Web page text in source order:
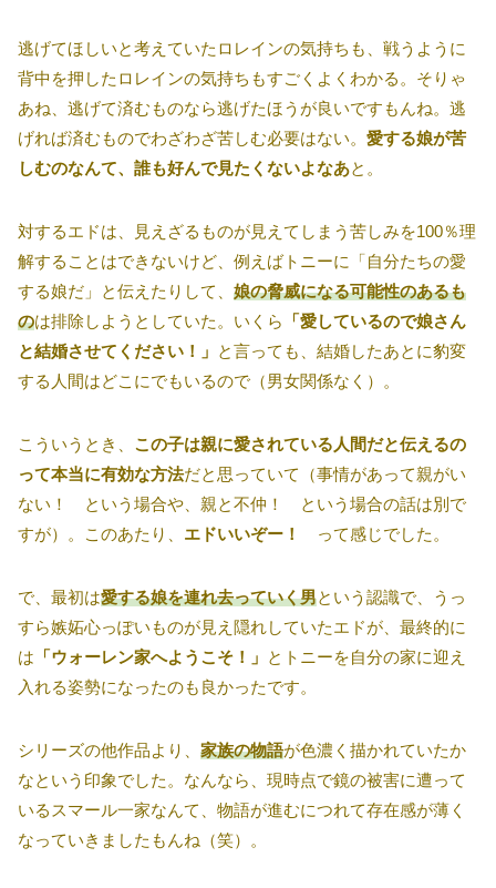
逃げてほしいと考えていたロレインの気持ちも、戦うように
背中を押したロレインの気持ちもすごくよくわかる。そりゃ
あね、逃げて済むものなら逃げたほうが良いですもんね。逃
げれば済むものでわざわざ苦しむ必要はない。 愛する娘が苦
しむのなんて、誰も好んで見たくないよなあと。
対するエドは、見えざるものが見えてしまう苦しみを100％理
解することはできないけど、例えばトニーに「自分たちの愛
する娘だ」と伝えたりして、 娘の脅威になる可能性のあるも
のは排除しようとしていた。いくら
「愛しているので娘さん
と結婚させてください！」 と言っても、結婚したあとに豹変
する人間はどこにでもいるので（男女関係なく）。
こういうとき、 この子は親に愛されている人間だと伝えるの
って本当に有効な方法だと思っていて（事情があって親がい
ない！ という場合や、親と不仲！ という場合の話は別で
すが）。このあたり、 エドいいぞー！ って感じでした。
で、最初は愛する娘を連れ去っていく男という認識で、うっ
すら嫉妬心っぽいものが見え隠れしていたエドが、最終的に
は 「ウォーレン家へようこそ！」 とトニーを自分の家に迎え
入れる姿勢になったのも良かったです。
シリーズの他作品より、 家族の物語が色濃く描かれていたか
なという印象でした。なんなら、現時点で鏡の被害に遭って
いるスマール一家なんて、物語が進むにつれて存在感が薄く
なっていきましたもんね（笑）。